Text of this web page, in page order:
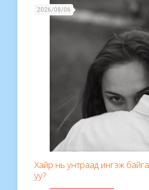
2026/08/06
Хайр нь унтраад ингэж
уу?